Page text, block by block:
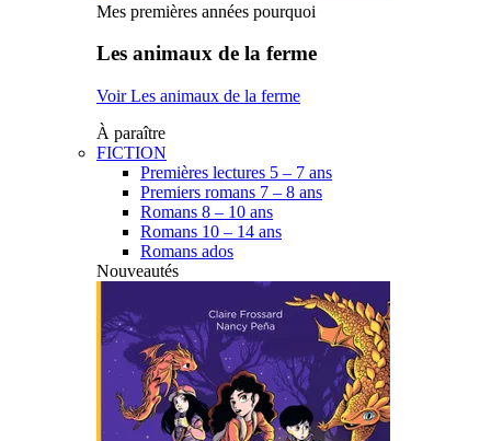
Mes premières années pourquoi
Les animaux de la ferme
Voir Les animaux de la ferme
À paraître
FICTION
Premières lectures 5 – 7 ans
Premiers romans 7 – 8 ans
Romans 8 – 10 ans
Romans 10 – 14 ans
Romans ados
Nouveautés